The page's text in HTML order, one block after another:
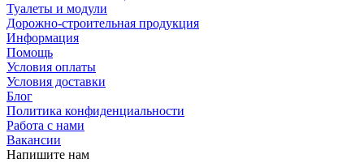
Туалеты и модули
Дорожно-строительная продукция
Информация
Помощь
Условия оплаты
Условия доставки
Блог
Политика конфиденциальности
Работа с нами
Вакансии
Напишите нам